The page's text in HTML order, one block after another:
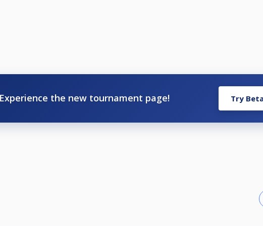
HUF.
Experience the new tournament page! Try